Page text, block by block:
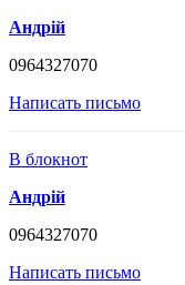
Андрій
0964327070
Написать письмо
В блокнот
Андрій
0964327070
Написать письмо